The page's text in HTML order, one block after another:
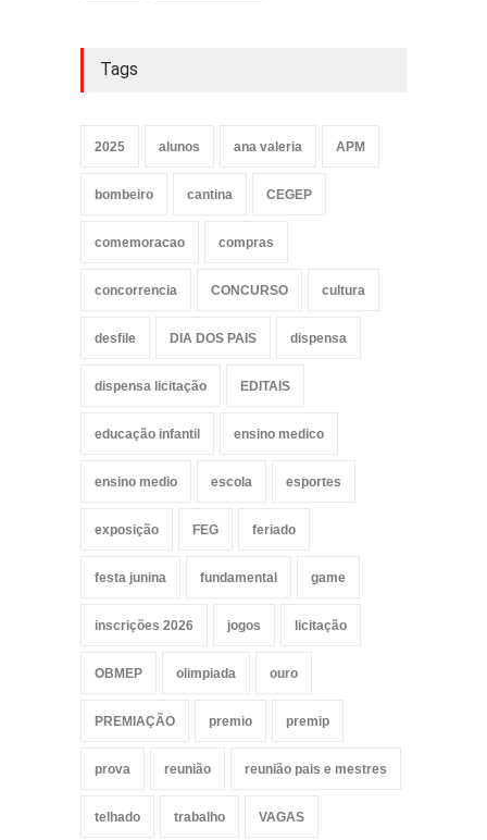
Tags
2025 alunos ana valeria APM
bombeiro cantina CEGEP
comemoracao compras
concorrencia CONCURSO cultura
desfile DIA DOS PAIS dispensa
dispensa licitação EDITAIS
educação infantil ensino medico
ensino medio escola esportes
exposição FEG feriado
festa junina fundamental game
inscrições 2026 jogos licitação
OBMEP olimpiada ouro
PREMIAÇÃO premio premip
prova reunião reunião pais e mestres
telhado trabalho VAGAS